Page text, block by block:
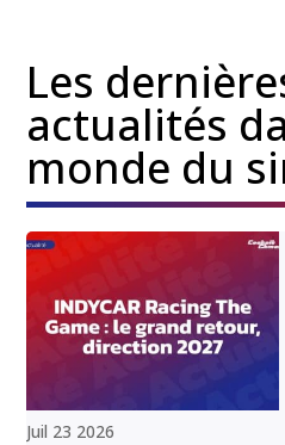
Les
actualités
monde du
Juil 23 2026